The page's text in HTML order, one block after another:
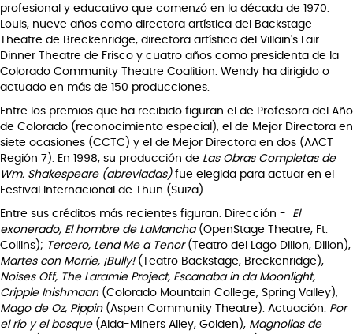
profesional y educativo que comenzó en la década de 1970.
Louis, nueve años como directora artística del Backstage
Theatre de Breckenridge, directora artística del Villain's Lair
Dinner Theatre de Frisco y cuatro años como presidenta de la
Colorado Community Theatre Coalition. Wendy ha dirigido o
actuado en más de 150 producciones.
Entre los premios que ha recibido figuran el de Profesora del Año
de Colorado (reconocimiento especial), el de Mejor Directora en
siete ocasiones (CCTC) y el de Mejor Directora en dos (AACT
Región 7). En 1998, su producción de Las Obras Completas de
Wm. Shakespeare (abreviadas)fue elegida para actuar en el
Festival Internacional de Thun (Suiza).
Entre sus créditos más recientes figuran: Dirección - El
exonerado, El hombre de LaMancha (OpenStage Theatre, Ft.
Collins); Tercero, Lend Me a Tenor(Teatro del Lago Dillon, Dillon),
Martes con Morrie, ¡Bully!(Teatro Backstage, Breckenridge),
Noises Off, The Laramie Project, Escanaba in da Moonlight,
Cripple Inishmaan(Colorado Mountain College, Spring Valley),
Mago de Oz, Pippin(Aspen Community Theatre). Actuación. Por
el río y el bosque (Aida-Miners Alley, Golden), Magnolias de